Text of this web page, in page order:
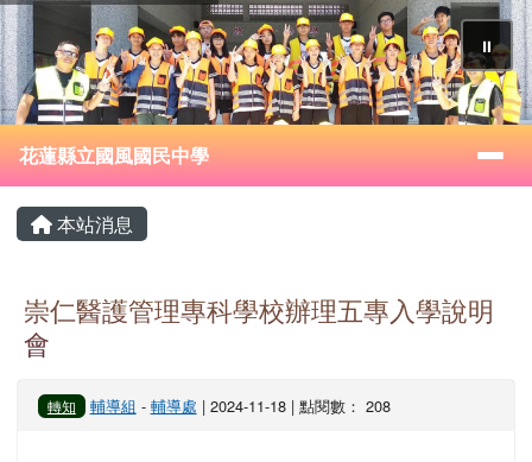
跳至主內容區
花蓮縣立國風國民中學
⏸
導覽列
花蓮縣立國風國民中學
主內容區域
本站消息
崇仁醫護管理專科學校辦理五專入學說明
會
轉知 輔導組 - 輔導處 | 2024-11-18 | 點閱數： 208
頁尾區域